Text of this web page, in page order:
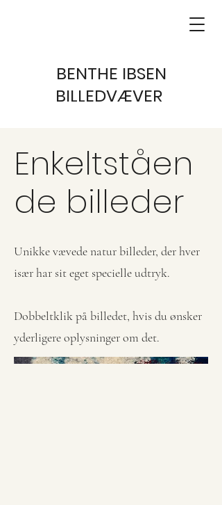
BENTHE IBSEN
BILLEDVÆVER
Enkeltståen
de billeder
Unikke vævede natur billeder, der hver
især har sit eget specielle udtryk.
Dobbeltklik på billedet, hvis du ønsker
yderligere oplysninger om det.